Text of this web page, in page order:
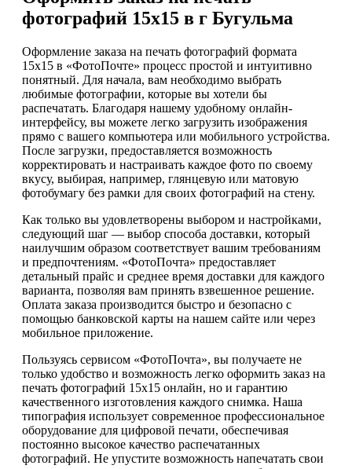
фотографий 15х15 в г Бугульма
Оформление заказа на печать фотографий формата
15х15 в «ФотоПочте» процесс простой и интуитивно
понятный. Для начала, вам необходимо выбрать
любимые фотографии, которые вы хотели бы
распечатать. Благодаря нашему удобному онлайн-
интерфейсу, вы можете легко загрузить изображения
прямо с вашего компьютера или мобильного устройства.
После загрузки, предоставляется возможность
корректировать и настраивать каждое фото по своему
вкусу, выбирая, например, глянцевую или матовую
фотобумагу без рамки для своих фотографий на стену.
Как только вы удовлетворены выбором и настройками,
следующий шаг — выбор способа доставки, который
наилучшим образом соответствует вашим требованиям
и предпочтениям. «ФотоПочта» предоставляет
детальный прайс и среднее время доставки для каждого
варианта, позволяя вам принять взвешенное решение.
Оплата заказа производится быстро и безопасно с
помощью банковской карты на нашем сайте или через
мобильное приложение.
Пользуясь сервисом «ФотоПочта», вы получаете не
только удобство и возможность легко оформить заказ на
печать фотографий 15х15 онлайн, но и гарантию
качественного изготовления каждого снимка. Наша
типография использует современное профессиональное
оборудование для цифровой печати, обеспечивая
постоянно высокое качество распечатанных
фотографий. Не упустите возможность напечатать свои